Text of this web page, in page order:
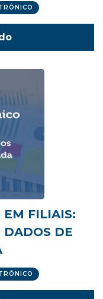
EM FILIAIS:
DADOS DE